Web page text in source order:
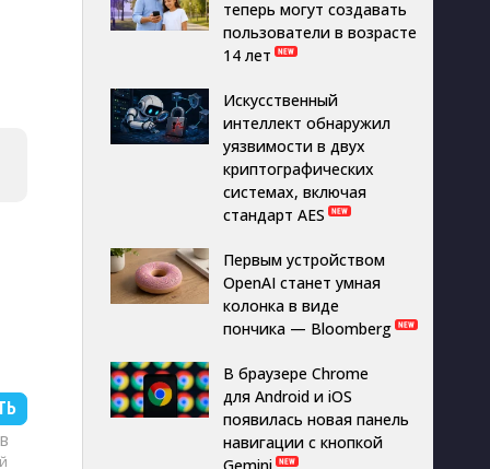
теперь могут создавать
пользователи в возрасте
14 лет
Искусственный
интеллект обнаружил
уязвимости в двух
криптографических
системах, включая
стандарт AES
Первым устройством
OpenAI станет умная
колонка в виде
пончика — Bloomberg
В браузере Chrome
для Android и iOS
появилась новая панель
навигации с кнопкой